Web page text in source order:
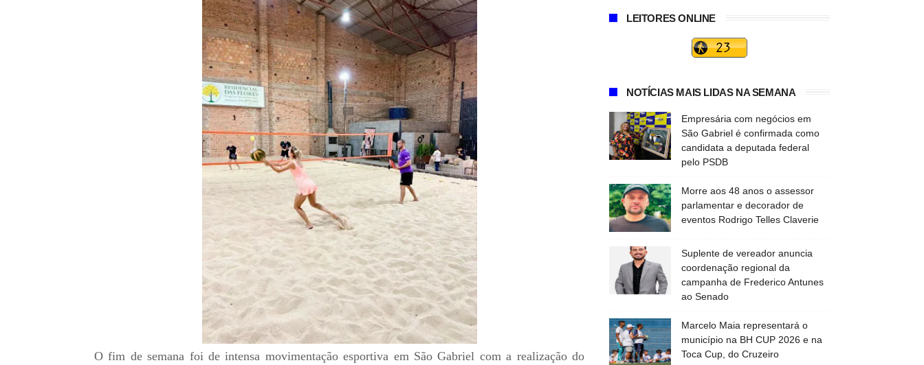
O fim de semana foi de intensa movimentação esportiva em São Gabriel com a realização do
LEITORES ONLINE
NOTÍCIAS MAIS LIDAS NA SEMANA
Empresária com negócios em
São Gabriel é confirmada como
candidata a deputada federal
pelo PSDB
Morre aos 48 anos o assessor
parlamentar e decorador de
eventos Rodrigo Telles Claverie
Suplente de vereador anuncia
coordenação regional da
campanha de Frederico Antunes
ao Senado
Marcelo Maia representará o
município na BH CUP 2026 e na
Toca Cup, do Cruzeiro